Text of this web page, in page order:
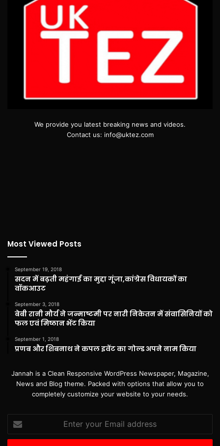
We provide you latest breaking news and videos.
Contact us: info@uktez.com
Most Viewed Posts
September 19, 2018
सदन में बढ़ती महंगाई का मुद्दा गूंजा,कांग्रेस विधायकों का
वॉकआउट
September 3, 2018
बेबी रानी मौर्य ने जन्माष्टमी पर नारी निकेतन में संवासिनियों को
फल एवं मिष्ठान भेंट किया
September 1, 2018
प्रणब और शिबनाथ ने कपल इवेंट का गोल्ड अपने नाम किया
Jannah is a Clean Responsive WordPress Newspaper, Magazine,
News and Blog theme. Packed with options that allow you to
completely customize your website to your needs.
Enter
your
Email